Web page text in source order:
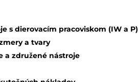
s dierovacím pracoviskom (IW a P)
a tvary
a združené nástroje